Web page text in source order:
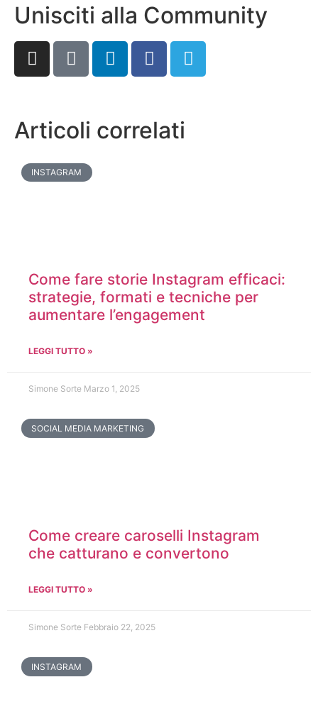
Unisciti alla Community
Articoli correlati
INSTAGRAM
Come fare storie Instagram efficaci:
strategie, formati e tecniche per
aumentare l’engagement
LEGGI TUTTO »
Simone Sorte Marzo 1, 2025
SOCIAL MEDIA MARKETING
Come creare caroselli Instagram
che catturano e convertono
LEGGI TUTTO »
Simone Sorte Febbraio 22, 2025
INSTAGRAM